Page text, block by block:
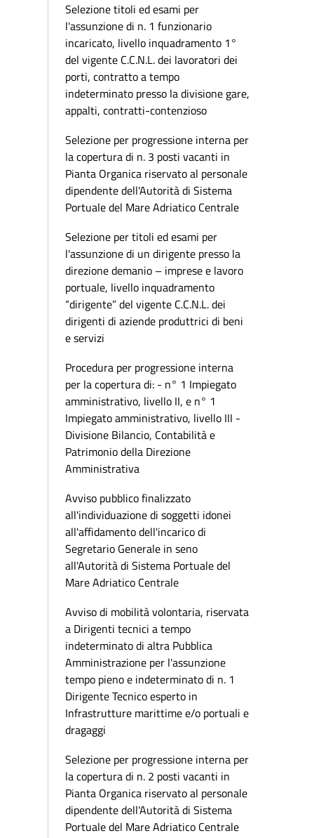
Selezione titoli ed esami per
l'assunzione di n. 1 funzionario
incaricato, livello inquadramento 1°
del vigente C.C.N.L. dei lavoratori dei
porti, contratto a tempo
indeterminato presso la divisione gare,
appalti, contratti-contenzioso
Selezione per progressione interna per
la copertura di n. 3 posti vacanti in
Pianta Organica riservato al personale
dipendente dell'Autorità di Sistema
Portuale del Mare Adriatico Centrale
Selezione per titoli ed esami per
l'assunzione di un dirigente presso la
direzione demanio – imprese e lavoro
portuale, livello inquadramento
“dirigente” del vigente C.C.N.L. dei
dirigenti di aziende produttrici di beni
e servizi
Procedura per progressione interna
per la copertura di: - n° 1 Impiegato
amministrativo, livello II, e n° 1
Impiegato amministrativo, livello III -
Divisione Bilancio, Contabilità e
Patrimonio della Direzione
Amministrativa
Avviso pubblico finalizzato
all'individuazione di soggetti idonei
all'affidamento dell'incarico di
Segretario Generale in seno
all'Autorità di Sistema Portuale del
Mare Adriatico Centrale
Avviso di mobilità volontaria, riservata
a Dirigenti tecnici a tempo
indeterminato di altra Pubblica
Amministrazione per l'assunzione
tempo pieno e indeterminato di n. 1
Dirigente Tecnico esperto in
Infrastrutture marittime e/o portuali e
dragaggi
Selezione per progressione interna per
la copertura di n. 2 posti vacanti in
Pianta Organica riservato al personale
dipendente dell'Autorità di Sistema
Portuale del Mare Adriatico Centrale